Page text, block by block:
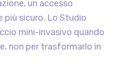
un accesso
più sicuro. Lo Studio
mini-invasivo quando
non per trasformarlo in